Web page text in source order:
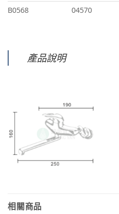
B0568
04570
產品說明
相關商品